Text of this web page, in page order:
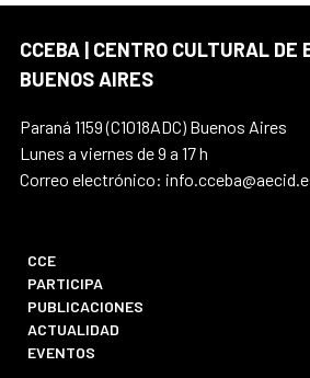
CCEBA | CENTRO CULTURAL DE
BUENOS AIRES
Paraná 1159 (C1018ADC) Buenos Aires
Lunes a viernes de 9 a 17 h
Correo electrónico:
CCE
PARTICIPA
PUBLICACIONES
ACTUALIDAD
EVENTOS